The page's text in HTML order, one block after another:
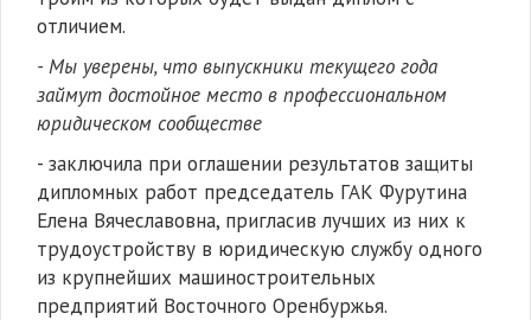
отличием.
- Мы уверены, что выпускники текущего года
займут достойное место в профессиональном
юридическом сообществе
- заключила при оглашении результатов защиты
дипломных работ председатель ГАК Фурутина
Елена Вячеславовна, пригласив лучших из них к
трудоустройству в юридическую службу одного
из крупнейших машиностроительных
предприятий Восточного Оренбуржья.